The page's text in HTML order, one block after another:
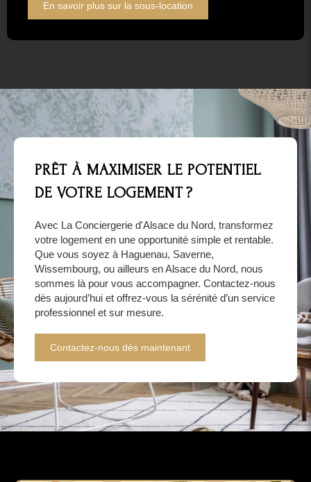
En savoir plus sur la sous-location
PRÊT À MAXIMISER LE POTENTIEL
DE VOTRE LOGEMENT ?
Avec La Conciergerie d'Alsace du Nord, transformez
votre logement en une opportunité simple et rentable.
Que vous soyez à Haguenau, Saverne,
Wissembourg, ou ailleurs en Alsace du Nord, nous
sommes là pour vous accompagner. Contactez-nous
dès aujourd’hui et offrez-vous la sérénité d’un service
professionnel et sur mesure.
Contactez-nous dès maintenant